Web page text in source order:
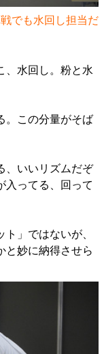
でも水回し担当だ
、水回し。粉と水
。この分量がそば
、いいリズムだぞ
入ってる、回って
」ではないが、
と妙に納得させら